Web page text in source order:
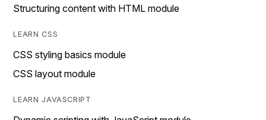
Structuring content with HTML module
LEARN CSS
CSS styling basics module
CSS layout module
LEARN JAVASCRIPT